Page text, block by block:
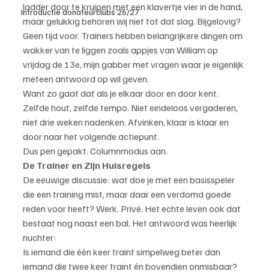
Introductie donateurclubs 26/27
ladder door te kruipen met een klavertje vier in de hand,
maar gelukkig behoren wij niet tot dat slag. Bijgelovig?
Geen tijd voor. Trainers hebben belangrijkere dingen om
wakker van te liggen zoals appjes van William op
vrijdag de 13e, mijn gabber met vragen waar je eigenlijk
meteen antwoord op wil geven.
Want zo gaat dat als je elkaar door en door kent.
Zelfde hout, zelfde tempo. Niet eindeloos vergaderen,
niet drie weken nadenken. Afvinken, klaar is klaar en
door naar het volgende actiepunt.
Dus pen gepakt. Columnmodus aan.
De Trainer en Zijn Huisregels
De eeuwige discussie: wat doe je met een basisspeler
die een training mist, maar daar een verdomd goede
reden voor heeft? Werk. Privé. Het echte leven ook dat
bestaat nog naast een bal. Het antwoord was heerlijk
nuchter:
Is iemand die één keer traint simpelweg beter dan
iemand die twee keer traint én bovendien onmisbaar?